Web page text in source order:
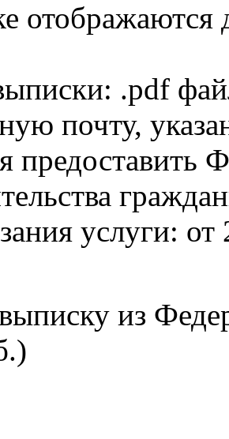
.pdf
почту,
услуги: от
выписку из